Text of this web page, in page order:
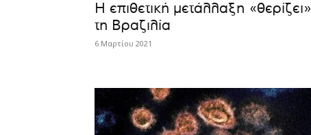
Η επιθετική μετάλλαξη «θερίζει»
τη Βραζιλία
6 Μαρτίου 2021